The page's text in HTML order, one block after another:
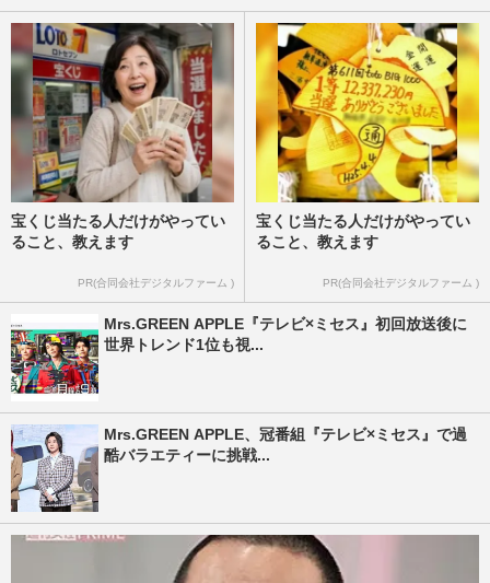
宝くじ当たる人だけがやってい
ること、教えます
PR(合同会社デジタルファーム )
宝くじ当たる人だけがやってい
ること、教えます
PR(合同会社デジタルファーム )
Mrs.GREEN APPLE『テレビ×ミセス』初回放送後に
世界トレンド1位も視...
Mrs.GREEN APPLE、冠番組『テレビ×ミセス』で過
酷バラエティーに挑戦...